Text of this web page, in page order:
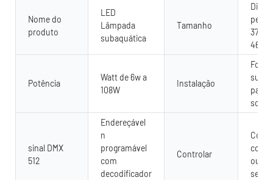
Nome do
produto
LED
Lâmpada
subaquática
Tamanho
Potência
Watt de 6w a
108W
Instalação
solo
sinal DMX
512
Endereçável
n
programável
com
decodificador
Controlar
ou
sem